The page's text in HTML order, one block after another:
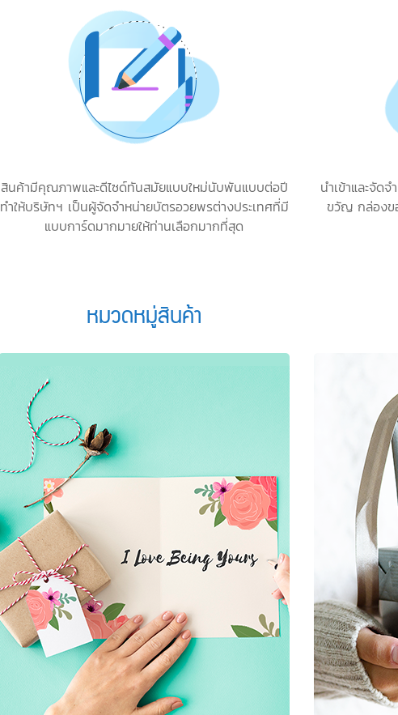
สินค้ามีคุณภาพและดีไซด์ทันสมัยแบบใหม่นับพันแบบต่อปี
ทำให้บริษัทฯ เป็นผู้จัดจำหน่ายบัตรอวยพรต่างประเทศที่มี
แบบการ์ดมากมายให้ท่านเลือกมากที่สุด
นำเข้าและจัด
ขวัญ กล่องข
หมวดหมู่สินค้า